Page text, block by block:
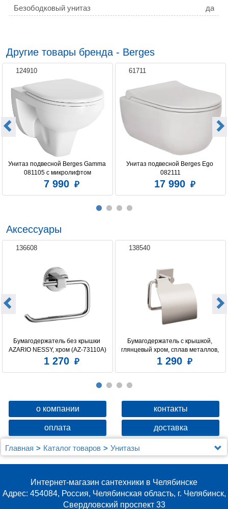
Безободковый унитаз
да
Другие товары бренда - Berges
124910
Унитаз подвесной Berges Gamma
081105 c микролифтом
7 990
61711
Унитаз подвесной Berges Ego
082111
17 990
Аксессуары
136608
Бумагодержатель без крышки
AZARIO NESSY, хром (AZ-73110A)
1 270
138540
Бумагодержатель c крышкой,
глянцевый хром, сплав металлов,
Amur, Milardo, AMUSMC0M43
1 290
о компании контакты
оплата доставка
Главная Каталог товаров
Унитазы
Унитазы Berges Wasserhaus
черная, унитаз EGO XL Rimless, сиденье Toma SO
Интернет-магазин сантехники в Челябинске
Адрес: 454084, Россия, Челябинская область, г. Челябинск,
Свердловский проспект 33